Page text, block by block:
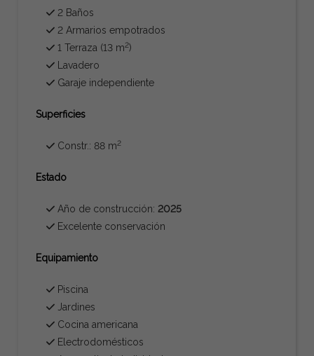
2 Baños
2 Armarios empotrados
1 Terraza (13 m2)
Lavadero
Garaje independiente
Superficies
Constr.: 88 m2
Estado
Año de construcción: 2025
Excelente conservación
Equipamiento
Piscina
Jardines
Cocina americana
Electrodomésticos